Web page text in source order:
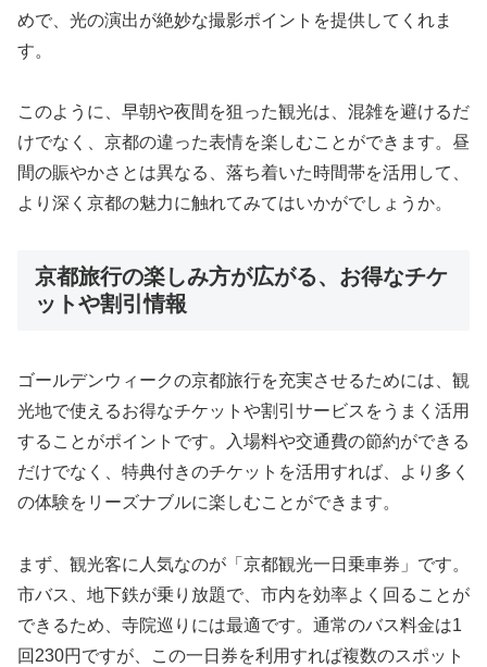
めで、光の演出が絶妙な撮影ポイントを提供してくれま
す。
このように、早朝や夜間を狙った観光は、混雑を避けるだ
けでなく、京都の違った表情を楽しむことができます。昼
間の賑やかさとは異なる、落ち着いた時間帯を活用して、
より深く京都の魅力に触れてみてはいかがでしょうか。
京都旅行の楽しみ方が広がる、お得なチケ
ットや割引情報
ゴールデンウィークの京都旅行を充実させるためには、観
光地で使えるお得なチケットや割引サービスをうまく活用
することがポイントです。入場料や交通費の節約ができる
だけでなく、特典付きのチケットを活用すれば、より多く
の体験をリーズナブルに楽しむことができます。
まず、観光客に人気なのが「京都観光一日乗車券」です。
市バス、地下鉄が乗り放題で、市内を効率よく回ることが
できるため、寺院巡りには最適です。通常のバス料金は1
回230円ですが、この一日券を利用すれば複数のスポット